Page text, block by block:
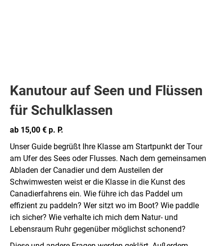
Kanutour auf Seen und Flüssen
für Schulklassen
ab 15,00 € p. P.
Unser Guide begrüßt Ihre Klasse am Startpunkt der Tour
am Ufer des Sees oder Flusses. Nach dem gemeinsamen
Abladen der Canadier und dem Austeilen der
Schwimwesten weist er die Klasse in die Kunst des
Canadierfahrens ein. Wie führe ich das Paddel um
effizient zu paddeln? Wer sitzt wo im Boot? Wie paddle
ich sicher? Wie verhalte ich mich dem Natur- und
Lebensraum Ruhr gegenüber möglichst schonend?